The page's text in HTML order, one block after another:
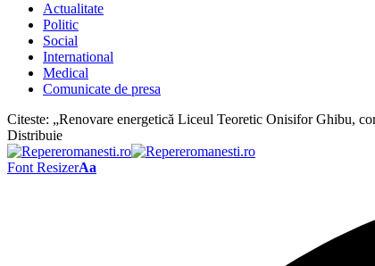
Actualitate
Politic
Social
International
Medical
Comunicate de presa
Citeste: „Renovare energetică Liceul Teoretic Onisifor Ghibu,
Distribuie
Font ResizerAa